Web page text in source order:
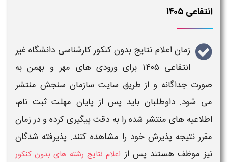
انتفاعی ۱۴۰۵​
زمان اعلام نتایج بدون کنکور کارشناسی دانشگاه غیر
انتفاعی ۱۴۰۵
برای ورودی‌ های مهر و بهمن به
صورت جداگانه و از طریق سایت سازمان سنجش منتشر
می‌ شود. داوطلبان باید پس از پایان مهلت ثبت‌ نام،
اطلاعیه‌ های منتشر شده را به دقت پیگیری کرده و درزمان
مقرر نتیجه پذیرش خود را مشاهده کنند. پذیرفته‌ شدگان
نیز موظف هستند پس از اعلام نتایج رشته های بدون کنکور